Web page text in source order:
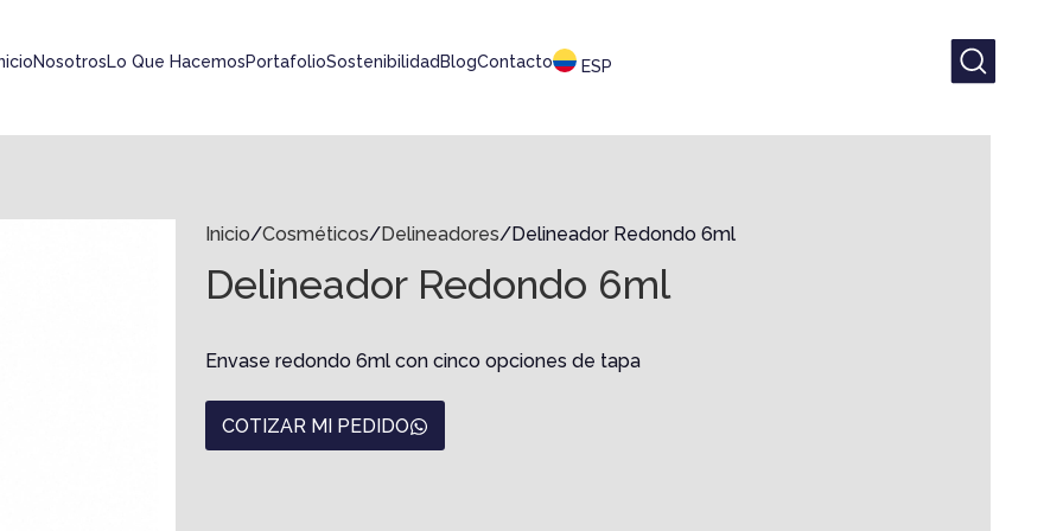
NosotrosLo Que HacemosPortafolioSostenibilidad BlogContacto ESP
Inicio Cosméticos Delineadores Delineador Redondo 6ml
Delineador Redondo 6ml
Envase redondo 6ml con cinco opciones de tapa
COTIZAR MI PEDIDO